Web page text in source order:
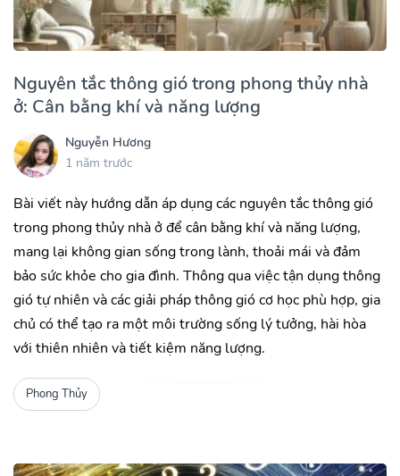
Nguyên tắc thông gió trong phong thủy nhà
ở: Cân bằng khí và năng lượng
Nguyễn Hương
1 năm trước
Bài viết này hướng dẫn áp dụng các nguyên tắc thông gió
trong phong thủy nhà ở để cân bằng khí và năng lượng,
mang lại không gian sống trong lành, thoải mái và đảm
bảo sức khỏe cho gia đình. Thông qua việc tận dụng thông
gió tự nhiên và các giải pháp thông gió cơ học phù hợp, gia
chủ có thể tạo ra một môi trường sống lý tưởng, hài hòa
với thiên nhiên và tiết kiệm năng lượng.
Phong Thủy